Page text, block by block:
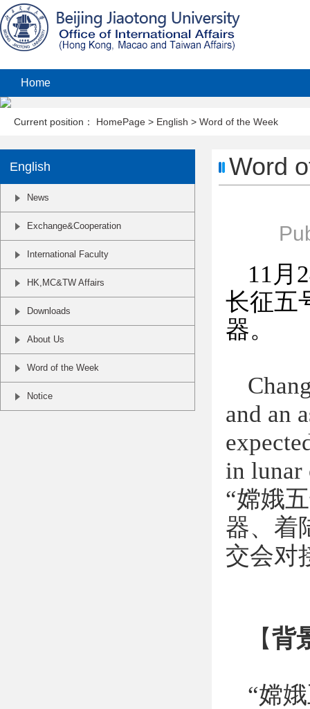
Home
Current position： HomePage > English > Word of the Week
English
News
Exchange&Cooperation
International Faculty
HK,MC&TW Affairs
Downloads
About Us
Word of the Week
Notice
Word
11 月
长征五
器。
and an
in lunar
“嫦娥
器、着
交会对
【背
“嫦